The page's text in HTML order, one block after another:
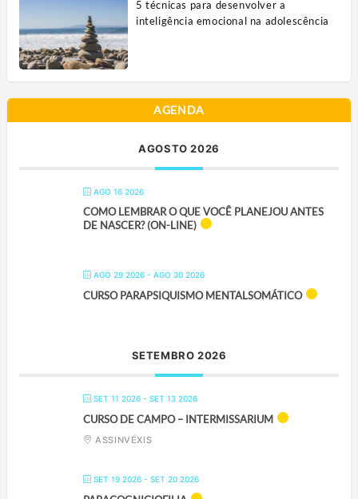
5 técnicas para desenvolver a
inteligência emocional na adolescência
AGENDA
AGOSTO 2026
AGO 16 2026
COMO LEMBRAR O QUE VOCÊ PLANEJOU ANTES
DE NASCER? (ON-LINE)
AGO 29 2026- AGO 30 2026
CURSO PARAPSIQUISMO MENTALSOMÁTICO
SETEMBRO 2026
SET 11 2026- SET 13 2026
CURSO DE CAMPO – INTERMISSARIUM
ASSINVÉXIS
SET 19 2026- SET 20 2026